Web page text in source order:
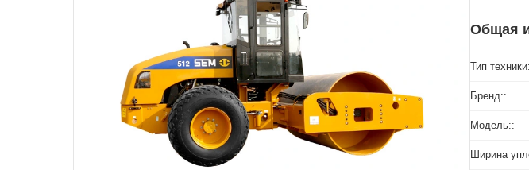
Общая
Тип
Бренд::
Модель::
Ширина